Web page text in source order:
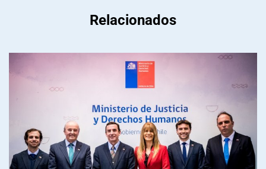
Relacionados